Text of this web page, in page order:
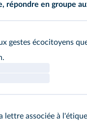
répondre en groupe
gestes écocitoyens
lettre associée à